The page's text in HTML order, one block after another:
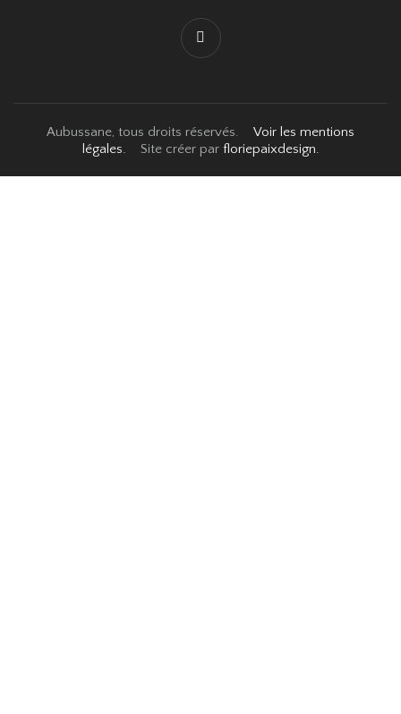
Aubussane, tous droits réservés. Voir les mentions
légales. Site créer par floriepaixdesign.